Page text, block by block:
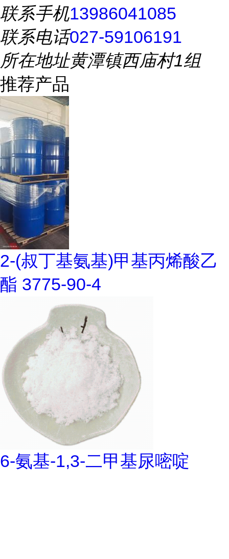
联系手机13986041085
联系电话027-59106191
所在地址黄潭镇西庙村1组
推荐产品
2-(叔丁基氨基)甲基丙烯酸乙
酯 3775-90-4
6-氨基-1,3-二甲基尿嘧啶